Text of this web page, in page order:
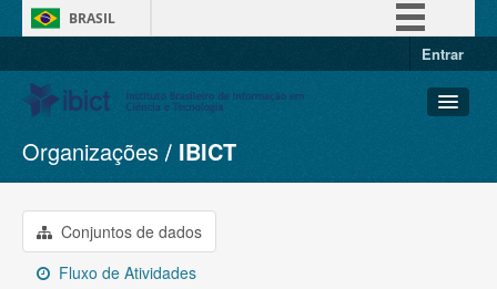
BRASIL
Entrar
Conjuntos de dados
Organizações
Grupos
Sobre
Organizações IBICT
Conjuntos de dados
Fluxo de Atividades